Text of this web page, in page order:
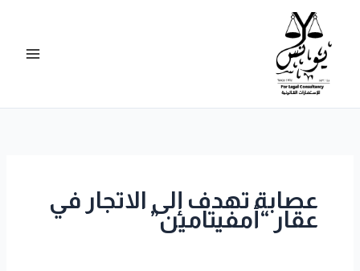
المحتوى
عصابة تهدف إلى الاتجار في
عقار “أمفيتامين”